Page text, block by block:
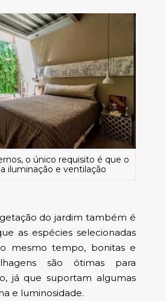
o único requisito é que o
iluminação e ventilação
do jardim também é
as espécies selecionadas
mesmo tempo, bonitas e
são ótimas para
já que suportam algumas
e luminosidade.